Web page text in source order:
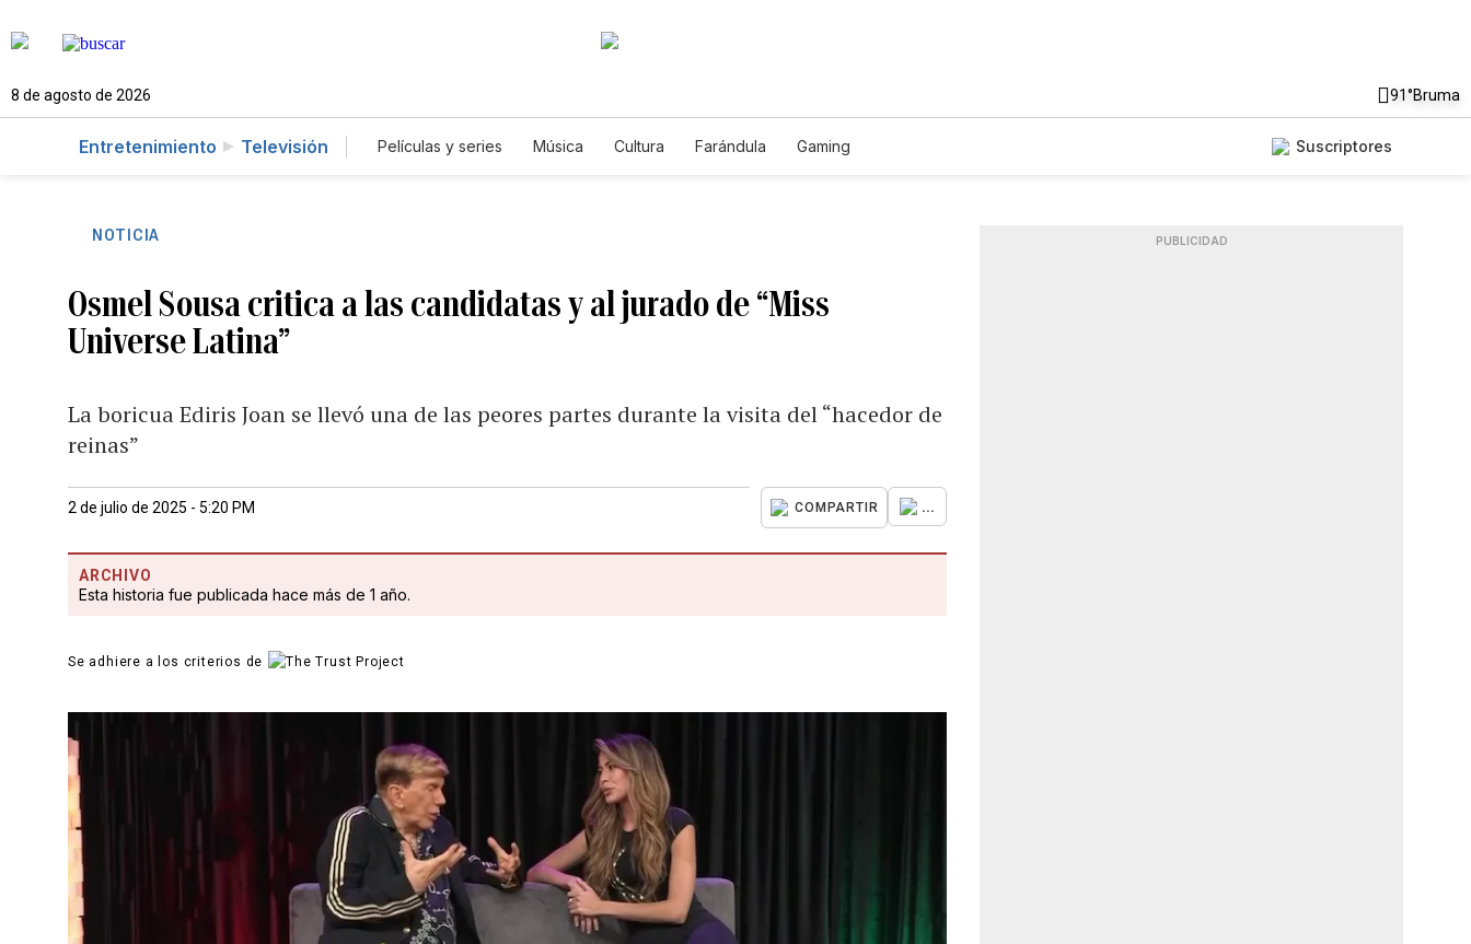
8 de agosto de 2026 91°Bruma
Entretenimiento Televisión Películas y series Música Cultura Farándula Gaming Suscriptores
NOTICIA
Osmel Sousa critica a las candidatas y al jurado de “Miss
Universe Latina”
La boricua Ediris Joan se llevó una de las peores partes durante la visita del “hacedor de
reinas”
2 de julio de 2025 - 5:20 PM COMPARTIR ...
ARCHIVO
Esta historia fue publicada hace más de 1 año.
Se adhiere a los criterios de
PUBLICIDAD